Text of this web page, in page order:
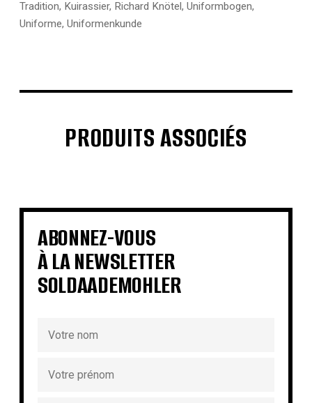
Tradition, Kuirassier, Richard Knötel, Uniformbogen,
Uniforme, Uniformenkunde
PRODUITS ASSOCIÉS
€ € €
€ € €
€ €
ABONNEZ-VOUS
À LA NEWSLETTER
SOLDAADEMOHLER